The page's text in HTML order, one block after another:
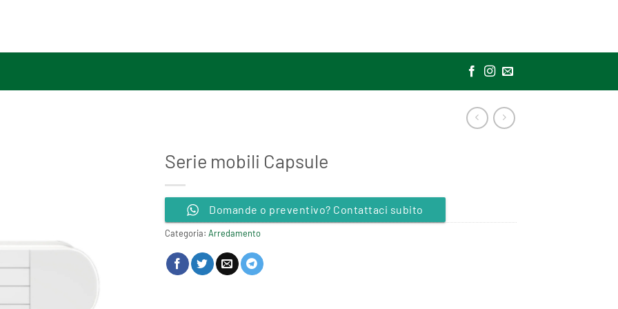
Serie mobili Capsule
Domande o preventivo? Contattaci subito
Categoria: Arredamento